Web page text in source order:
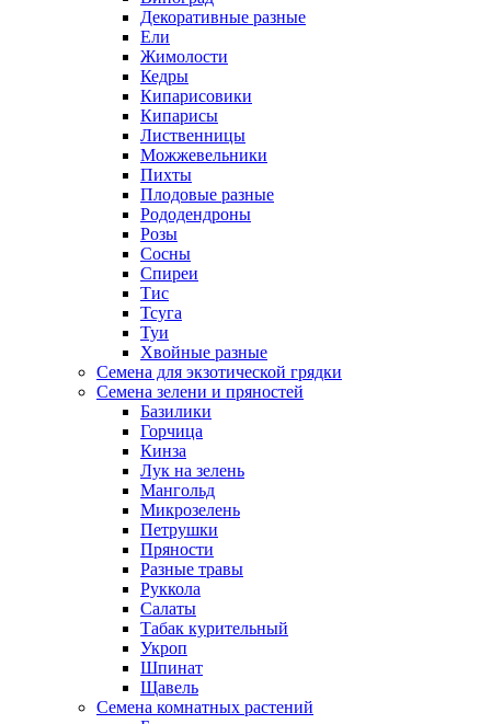
Декоративные разные
Ели
Жимолости
Кедры
Кипарисовики
Кипарисы
Лиственницы
Можжевельники
Пихты
Плодовые разные
Рододендроны
Розы
Сосны
Спиреи
Тис
Тсуга
Туи
Хвойные разные
Семена для экзотической грядки
Семена зелени и пряностей
Базилики
Горчица
Кинза
Лук на зелень
Мангольд
Микрозелень
Петрушки
Пряности
Разные травы
Руккола
Салаты
Табак курительный
Укроп
Шпинат
Щавель
Семена комнатных растений